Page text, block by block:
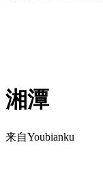
湘潭
来自Youbianku